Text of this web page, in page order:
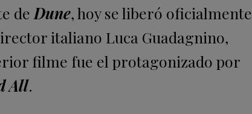
de Dune, hoy se liberó oficialmente
italiano Luca Guadagnino,
filme fue el protagonizado por
All.